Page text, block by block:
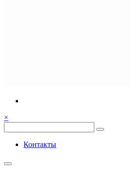
Весёлый и
жизни
Семья, общение, здоровье.
×
Весёлый и здоровый образ жизни
Контакты